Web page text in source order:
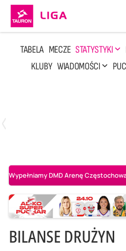
TABELA MECZE STATYSTYKI
KLUBY WIADOMOŚCI
Wypełniamy DMD Arenę
BILANSE DRUŻYN